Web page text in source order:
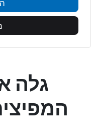
גלה